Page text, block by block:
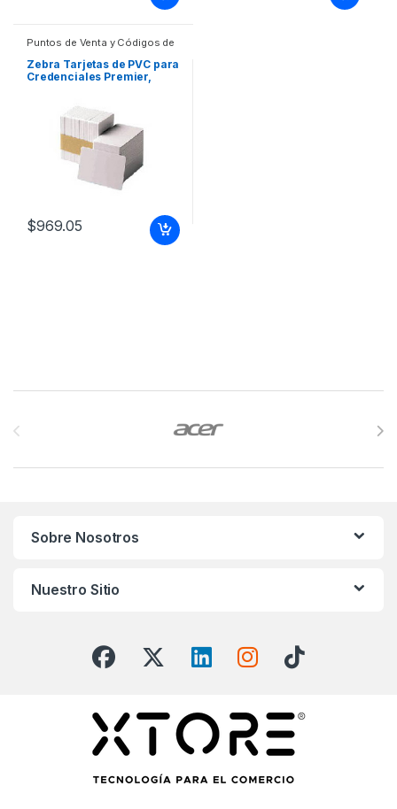
Puntos de Venta y Códigos de
Suministros POS Retail y
Auto ID
Zebra Tarjetas de PVC para
Credenciales Premier,
BLANCA 30MILESIMA
$969.05
Sobre Nosotros
Nuestro Sitio